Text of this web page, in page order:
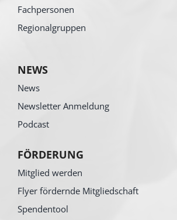
Fachpersonen
Regionalgruppen
NEWS
News
Newsletter Anmeldung
Podcast
FÖRDERUNG
Mitglied werden
Flyer fördernde Mitgliedschaft
Spendentool